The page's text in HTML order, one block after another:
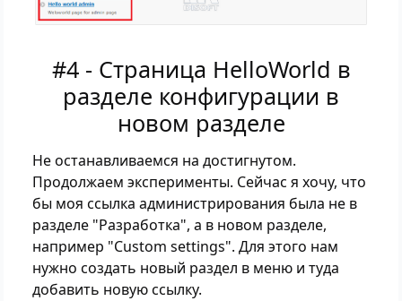
#4 - Страница HelloWorld в
разделе конфигурации в
новом разделе
Не останавливаемся на достигнутом.
Продолжаем эксперименты. Сейчас я хочу, что
бы моя ссылка администрирования была не в
разделе "Разработка", а в новом разделе,
например "Custom settings". Для этого нам
нужно создать новый раздел в меню и туда
добавить новую ссылку.